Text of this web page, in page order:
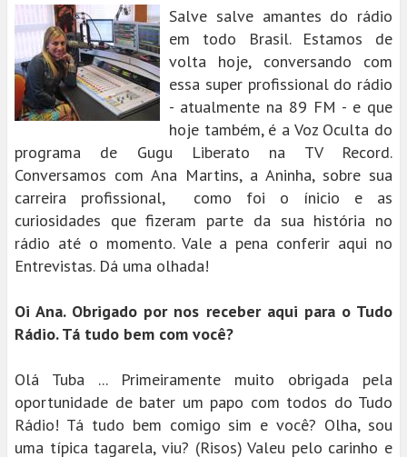
Salve salve amantes do rádio
em todo Brasil. Estamos de
volta hoje, conversando com
essa super profissional do rádio
- atualmente na 89 FM - e que
hoje também, é a Voz Oculta do
programa de Gugu Liberato na TV Record.
Conversamos com Ana Martins, a Aninha, sobre sua
carreira profissional, como foi o ínicio e as
curiosidades que fizeram parte da sua história no
rádio até o momento. Vale a pena conferir aqui no
Entrevistas. Dá uma olhada!
Oi Ana. Obrigado por nos receber aqui para o Tudo
Rádio. Tá tudo bem com você?
Olá Tuba ... Primeiramente muito obrigada pela
oportunidade de bater um papo com todos do Tudo
Rádio! Tá tudo bem comigo sim e você? Olha, sou
uma típica tagarela, viu? (Risos) Valeu pelo carinho e